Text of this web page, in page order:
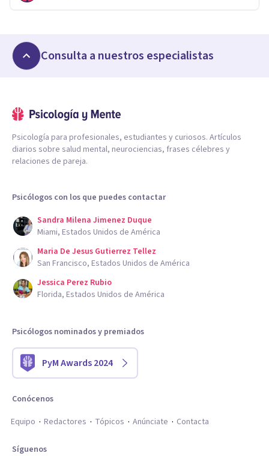
Consulta a nuestros especialistas
Psicología para profesionales, estudiantes y curiosos. Artículos
diarios sobre salud mental, neurociencias, frases célebres y
relaciones de pareja.
Psicólogos con los que puedes contactar
Sandra Milena Jimenez Duque
Miami, Estados Unidos de América
Maria De Jesus Gutierrez Tellez
San Francisco, Estados Unidos de América
Jessica Perez Rubio
Florida, Estados Unidos de América
Psicólogos nominados y premiados
PyM Awards 2024
Conócenos
Equipo
Redactores Tópicos Anúnciate Contacta
Síguenos